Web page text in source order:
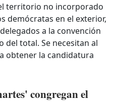
territorio no incorporado
demócratas en el exterior,
a la convención
total. Se necesitan al
obtener la candidatura
congregan el